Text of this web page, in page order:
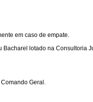
em caso de empate.
lotado na Consultoria
Geral.